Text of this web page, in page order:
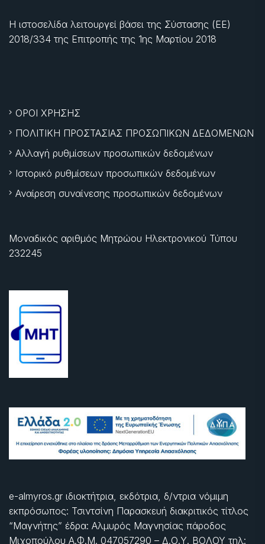
Η ιστοσελίδα λειτουργεί βάσει της Σύστασης (ΕΕ)
2018/334 της Επιτροπής της 1ης Μαρτίου 2018
ΟΡΟΙ ΧΡΗΣΗΣ
ΠΟΛΙΤΙΚΗ ΠΡΟΣΤΑΣΙΑΣ ΠΡΟΣΩΠΙΚΩΝ ΔΕΔΟΜΕΝΩΝ
Αλλαγή ρυθμίσεων προσωπικών δεδομένων
Ιστορικό ρυθμίσεων προσωπικών δεδομένων
Αναίρεση συναίνεσης προσωπικών δεδομένων
Μοναδικός αριθμός Μητρώου Ηλεκτρονικού Τύπου
232245
e-almyros.gr ιδιοκτήτρια, εκδότρια, δ/ντρια νόμιμη
εκπρόσωπος: Τσιντσίνη Παρασκευή διακριτικός τίτλος
“Μαγνήτης” έδρα: Αλμυρός Μαγνησίας πάροδος
Μιχοπούλου Α.Φ.Μ. 047057290 – Δ.Ο.Υ. ΒΟΛΟΥ τηλ: